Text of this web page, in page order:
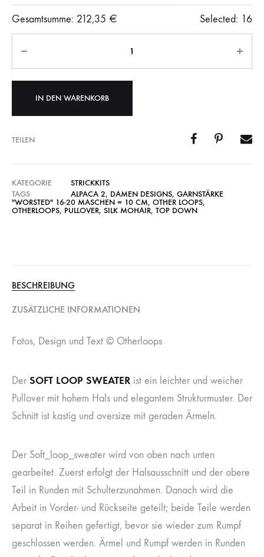
Gesamtsumme: 212,35 € Selected: 16
IN DEN WARENKORB
TEILEN
KATEGORIE
STRICKKITS
TAGS
ALPACA 2, DAMEN DESIGNS, GARNSTÄRKE
"WORSTED" 16-20 MASCHEN = 10 CM, OTHER LOOPS,
OTHERLOOPS, PULLOVER, SILK MOHAIR, TOP DOWN
BESCHREIBUNG
ZUSÄTZLICHE INFORMATIONEN
Fotos, Design und Text © Otherloops
Der SOFT LOOP SWEATER ist ein leichter und weicher
Pullover mit hohem Hals und elegantem Strukturmuster. Der
Schnitt ist kastig und oversize mit geraden Ärmeln.
Der Soft_loop_sweater wird von oben nach unten
gearbeitet. Zuerst erfolgt der Halsausschnitt und der obere
Teil in Runden mit Schulterzunahmen. Danach wird die
Arbeit in Vorder- und Rückseite geteilt; beide Teile werden
separat in Reihen gefertigt, bevor sie wieder zum Rumpf
geschlossen werden. Ärmel und Rumpf werden in Runden